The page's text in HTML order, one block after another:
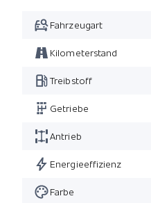
Fahrzeugart
Kilometerstand
Treibstoff
Getriebe
Antrieb
Energieeffizienz
Farbe